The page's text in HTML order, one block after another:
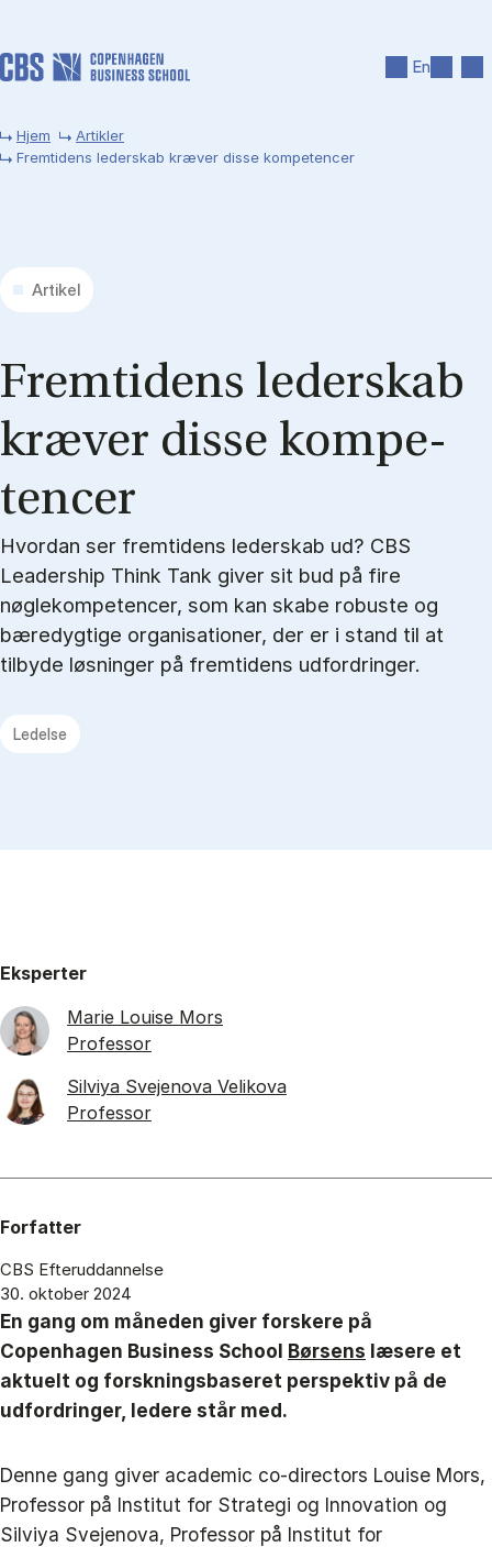
En
Hjem
Artikler
Fremtidens lederskab kræver disse kompetencer
Artikel
Frem­ti­dens le­der­skab
kræ­ver dis­se kom­pe­
ten­cer
Hvordan ser fremtidens lederskab ud? CBS
Leadership Think Tank giver sit bud på fire
nøglekompetencer, som kan skabe robuste og
bæredygtige organisationer, der er i stand til at
tilbyde løsninger på fremtidens udfordringer.
Ledelse
Eksperter
Marie Louise Mors
Professor
Silviya Svejenova Velikova
Professor
Forfatter
CBS Efteruddannelse
30. oktober 2024
En gang om måneden giver forskere på
Copenhagen Business School Børsens læsere et
aktuelt og forskningsbaseret perspektiv på de
udfordringer, ledere står med.
Denne gang giver academic co-directors Louise Mors,
Professor på Institut for Strategi og Innovation og
Silviya Svejenova, Professor på Institut for